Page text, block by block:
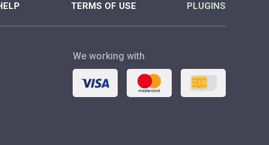
TERMS OF USE PLUGINS
We working with